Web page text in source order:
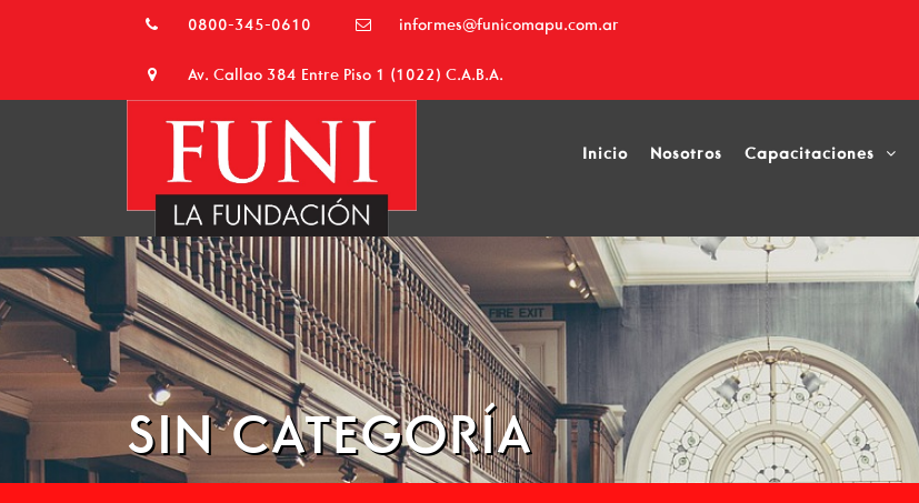
0800-345-0610 informes@funicomapu.com.ar
Av. Callao 384 Entre Piso 1 (1022) C.A.B.A.
NFT
Funi – Despachante de Aduana
Inicio Nosotros Capacitaciones
SIN CATEGORÍA